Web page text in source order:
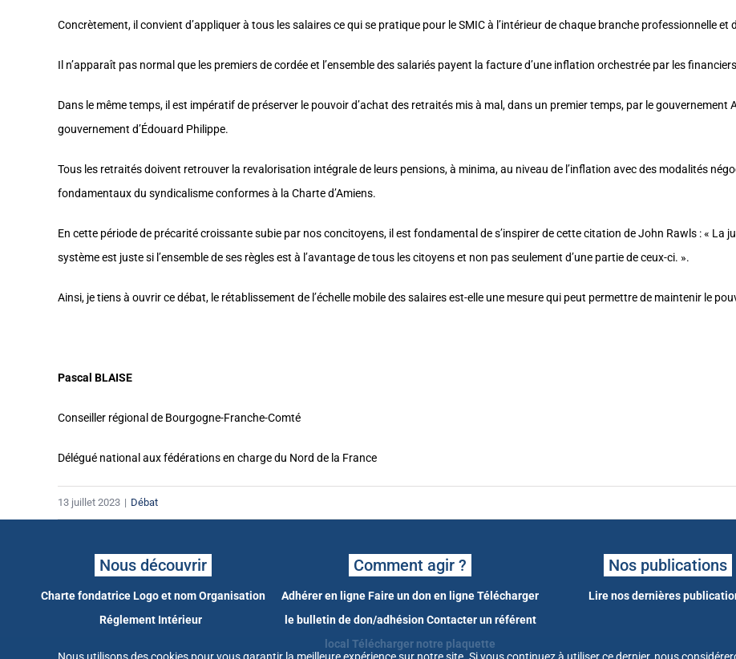
Concrètement, il convient d’appliquer à tous les salaires ce qui se pratique pour le SMIC à l’intérieur de chaque branche professionnelle
Il n’apparaît pas normal que les premiers de cordée et l’ensemble des salariés payent la facture d’une inflation orchestrée par les
Dans le même temps, il est impératif de préserver le pouvoir d’achat des retraités mis à mal, dans un premier temps, par le gouvernement
gouvernement d’Édouard Philippe.
Tous les retraités doivent retrouver la revalorisation intégrale de leurs pensions, à minima, au niveau de l’inflation avec des modalités
fondamentaux du syndicalisme conformes à la Charte d’Amiens.
En cette période de précarité croissante subie par nos concitoyens, il est fondamental de s’inspirer de cette citation de John Rawls : « La
système est juste si l’ensemble de ses règles est à l’avantage de tous les citoyens et non pas seulement d’une partie de ceux-ci. ».
Ainsi, je tiens à ouvrir ce débat, le rétablissement de l’échelle mobile des salaires est-elle une mesure qui peut permettre de maintenir le
Pascal BLAISE
Conseiller régional de Bourgogne-Franche-Comté
Délégué national aux fédérations en charge du Nord de la France
13 juillet 2023 | Débat
Nous découvrir
Charte fondatrice Logo et nom Organisation
Réglement Intérieur
Comment agir ?
Adhérer en ligneFaire un don en ligneTélécharger
le bulletin de don/adhésion Contacter un référent
local Télécharger notre plaquette
Nos publications
Lire nos dernières